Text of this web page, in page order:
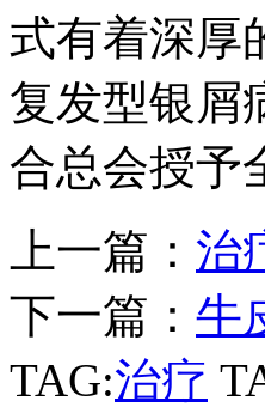
式有着深厚
复发型银屑
合总会授予
上一篇： 治
下一篇： 牛
TAG:治疗